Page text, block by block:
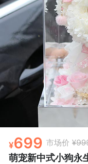
699 市场价
萌宠新中式小狗永